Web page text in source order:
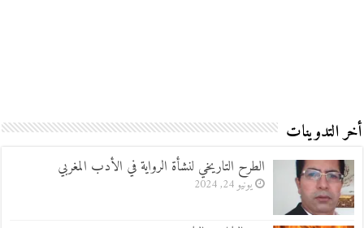
أخر التدوينات
الطرح التاريخي لنشأة الرواية في الأدب المغربي
يونيو 24, 2024